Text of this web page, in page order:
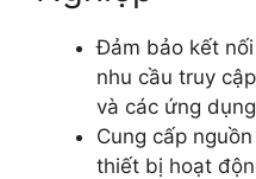
Đảm bảo kết
nhu cầu truy
và các ứng
Cung cấp
thiết bị hoạt